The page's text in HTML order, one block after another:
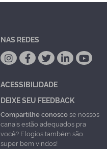
NAS REDES
ACESSIBILIDADE
DEIXE SEU FEEDBACK
Compartilhe conoscose nossos
canais estão adequados pra
você? Elogios também são
super bem vindos!